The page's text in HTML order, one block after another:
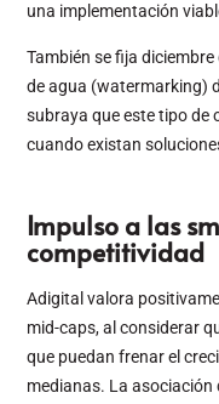
una implementación
También se fija
de agua (watermarking)
subraya que este tipo de
cuando existan
Impulso a las
competitividad
Adigital valora
mid-caps, al considerar
que puedan frenar el
medianas. La asociación